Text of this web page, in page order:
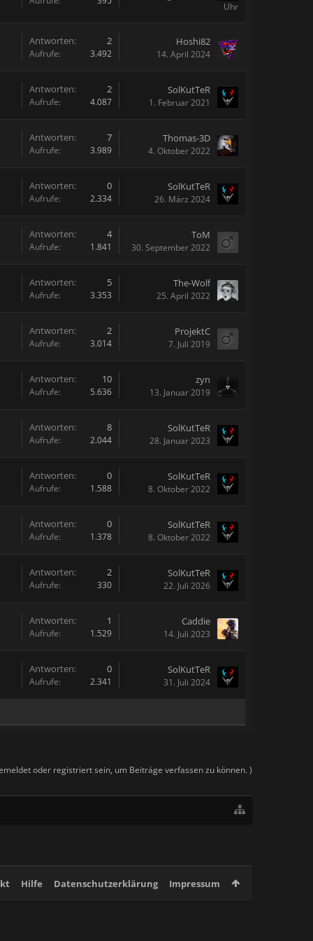
Uhr
Antworten: 2
Aufrufe: 3.492
Hoshi82
14. April 2024
Antworten: 2
Aufrufe: 4.087
SolKutTeR
1. Februar 2021
Antworten: 7
Aufrufe: 3.989
Thomas-3D
4. Oktober 2022
Antworten: 0
Aufrufe: 2.334
SolKutTeR
26. März 2024
Antworten: 4
Aufrufe: 1.841
ToM
30. September 2022
Antworten: 5
Aufrufe: 3.353
The-Wolf
25. April 2022
Antworten: 2
Aufrufe: 3.014
ProjektC
7. Juli 2019
Antworten: 10
Aufrufe: 5.636
zyn
13. Januar 2019
Antworten: 8
Aufrufe: 2.044
SolKutTeR
28. Januar 2023
Antworten: 0
Aufrufe: 1.588
SolKutTeR
8. Oktober 2022
Antworten: 0
Aufrufe: 1.378
SolKutTeR
8. Oktober 2022
Antworten: 2
Aufrufe: 330
SolKutTeR
22. Juli 2026
Antworten: 1
Aufrufe: 1.529
Caddie
14. Juli 2023
Antworten: 0
Aufrufe: 2.341
SolKutTeR
31. Juli 2024
oder registriert sein, um Beiträge verfassen zu können. )
Hilfe Datenschutzerklärung Impressum